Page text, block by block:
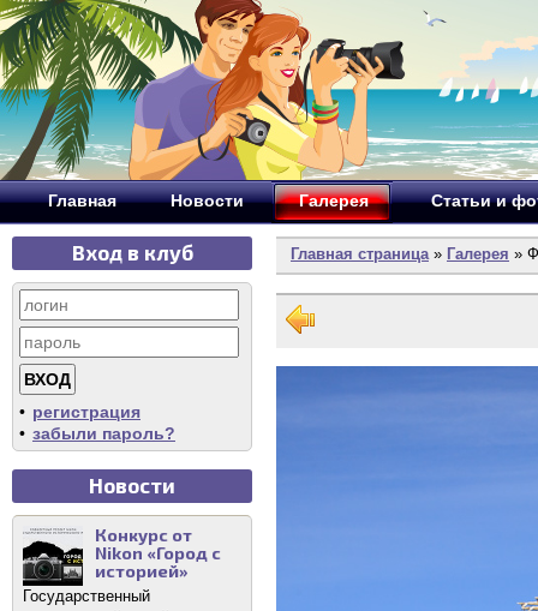
Главная Новости Галерея Статьи и
Вход в клуб
• регистрация
• забыли пароль?
Новости
Конкурс от
Nikon «Город с
историей»
Государственный
Главная страница» Галерея »